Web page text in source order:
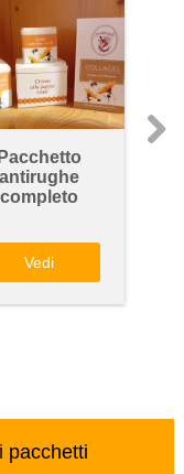
Pacchetto
antirughe
completo
Vedi
pacchetti